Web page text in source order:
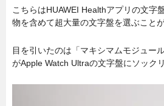
こちらはHUAWEI Healthアプリの文字
物を含めて超大量の文字盤を選ぶことが
目を引いたのは「マキシマムモジュー
がApple Watch Ultraの文字盤にソック